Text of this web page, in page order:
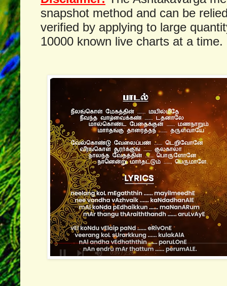
snapshot method and can be
verified by applying to large
10000 known live charts at a time.